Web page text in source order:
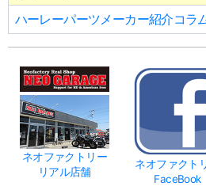
ハーレーパーツメーカー紹介コラ
ネオファクトリー
リアル店舗
ネオファクト
FaceBook